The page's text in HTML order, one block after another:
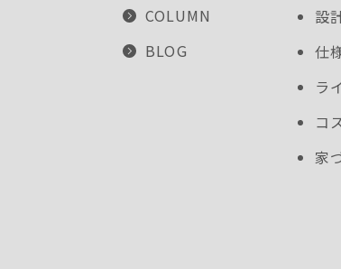
COLUMN
BLOG
設
仕
ラ
コ
家